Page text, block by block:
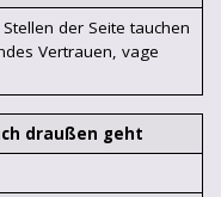
der Seite tauchen
Vertrauen, vage
draußen geht